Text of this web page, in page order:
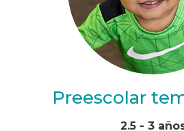
Preescolar
2.5 - 3